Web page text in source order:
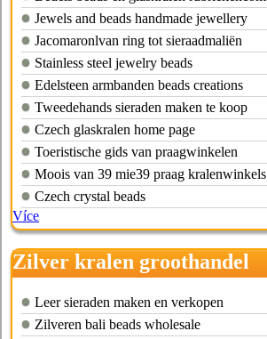
Jewels and beads handmade jewellery
Jacomaronlvan ring tot sieraadmaliën
Stainless steel jewelry beads
Edelsteen armbanden beads creations
Tweedehands sieraden maken te koop
Czech glaskralen home page
Toeristische gids van praagwinkelen
Moois van 39 mie39 praag kralenwinkels
Czech crystal beads
Více
Zilver kralen groothandel
Leer sieraden maken en verkopen
Zilveren bali beads wholesale